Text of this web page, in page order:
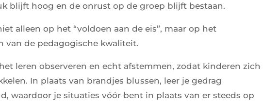
blijft hoog en de onrust op de groep blijft bestaan.
alleen op het “voldoen aan de eis”, maar op het
van de pedagogische kwaliteit.
leren observeren en echt afstemmen, zodat kinderen zich
In plaats van brandjes blussen, leer je gedrag
waardoor je situaties vóór bent in plaats van er steeds op